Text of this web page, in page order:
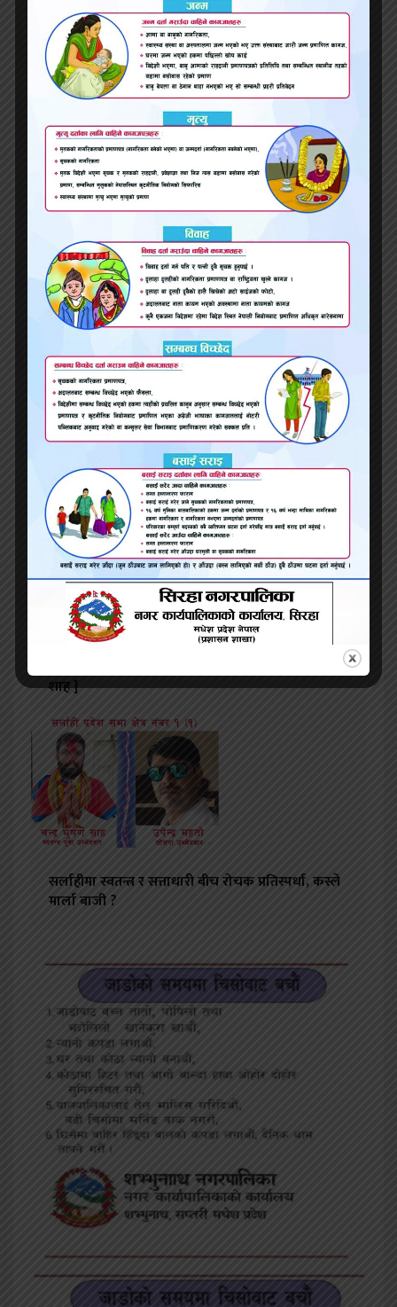
सम्बन्धित समाचार
विद्यालय व्यवस्थापन समितिमा वडाध्यक्ष हैन अभिभावक नै
समितिको विस्तृत ढाँचा भने नियमावलीले स्पष्ट गर्ने
वन विज्ञानमा अनेरास्ववियु र क्रान्तिकारीको संयुक्त प्यानल
नै विजयी
शाह ]
सर्लाहीमा स्वतन्त्र र सत्ताधारी बीच रोचक प्रतिस्पर्धा, कस्ले
मार्ला बाजी ?